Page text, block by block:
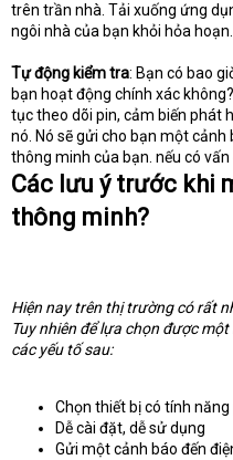
trên trần nhà. Tải xuống ứng
ngôi nhà của bạn khỏi hỏa hoạn.
Tự động kiểm tra: Bạn có bao
bạn hoạt động chính xác
tục theo dõi pin, cảm biến phát
nó. Nó sẽ gửi cho bạn một
thông minh của bạn. nếu có
Các lưu ý trước khi
thông minh?
Hiện nay trên thị trường có rất
Tuy nhiên để lựa chọn được
các yếu tố sau:
Chọn thiết bị có tính năng
Dễ cài đặt, dễ sử dụng
Gửi một cảnh báo đến